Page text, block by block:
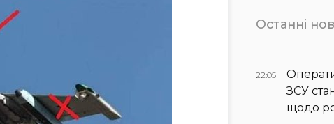
Останні
22:05
ЗСУ
щодо